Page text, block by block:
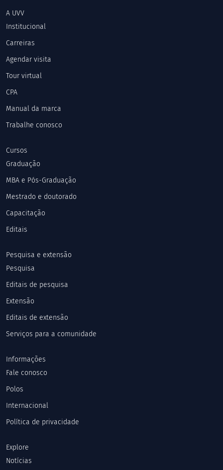
A UVV
Institucional
Carreiras
Agendar visita
Tour virtual
CPA
Manual da marca
Trabalhe conosco
Cursos
Graduação
MBA e Pós-Graduação
Mestrado e doutorado
Capacitação
Editais
Pesquisa e extensão
Pesquisa
Editais de pesquisa
Extensão
Editais de extensão
Serviços para a comunidade
Informações
Fale conosco
Polos
Internacional
Política de privacidade
Explore
Notícias